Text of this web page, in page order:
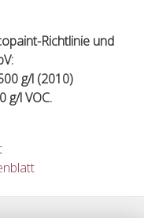
Richtlinie und
g/l (2010)
g/l VOC.